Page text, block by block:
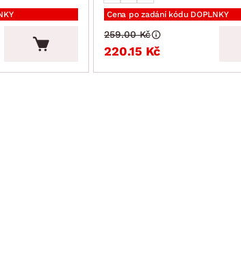
Cena po zadání kódu DOPLNKY
220.15 Kč
259.00 Kč